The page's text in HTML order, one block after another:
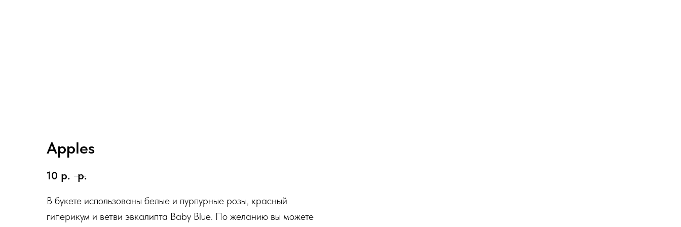
Apples
10 р. р.
В букете использованы белые и пурпурные розы, красный
гиперикум и ветви эвкалипта Baby Blue. По желанию вы можете